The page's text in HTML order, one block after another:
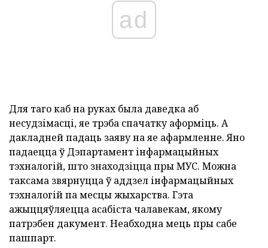
ad
Для таго каб на руках была даведка аб
несудзімасці, яе трэба спачатку аформіць. А
дакладней падаць заяву на яе афармленне. Яно
падаецца ў Дэпартамент інфармацыйных
тэхналогій, што знаходзіцца пры МУС. Можна
таксама звярнуцца ў аддзел інфармацыйных
тэхналогій па месцы жыхарства. Гэта
ажыццяўляецца асабіста чалавекам, якому
патрэбен дакумент. Неабходна мець пры сабе
пашпарт.